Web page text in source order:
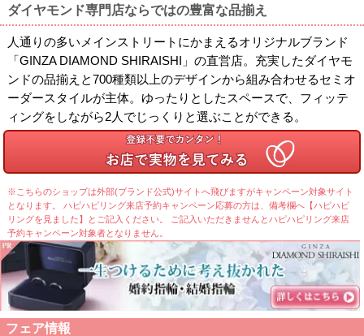
ダイヤモンド専門店ならではの豊富な品揃え
人通りの多いメインストリートにかまえるオリジナルブランド
「GINZA DIAMOND SHIRAISHI」の直営店。充実したダイヤモ
ンドの品揃えと700種類以上のデザインから組み合わせるセミオ
ーダースタイルが主体。ゆったりとしたスペースで、フィッテ
ィングをしながら2人でじっくりと選ぶことができる。
※こちらのショップは外部(ブランド公式)サイトへ飛びますがキャンペーン対象サイト
となります。 ハピハピリング来店予約キャンペーン応募の方は、備考欄へ【ハピハピ
リングを見ました】とご記入ください。 ご記入いただきませんとハピハピリング来店
予約キャンペーン対象者となりません。
フェア情報